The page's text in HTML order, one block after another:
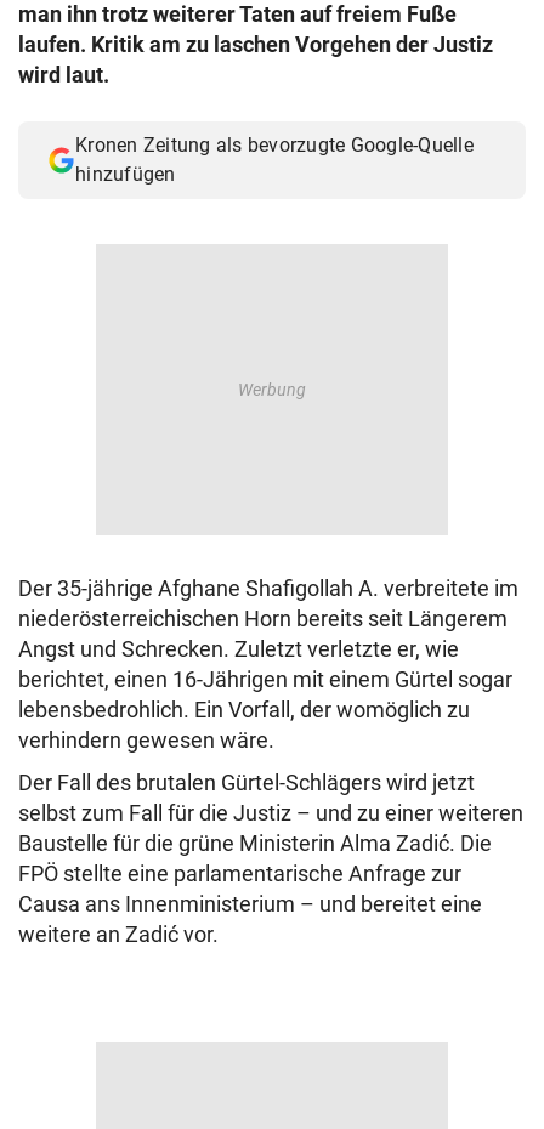
man ihn trotz weiterer Taten auf freiem Fuße
laufen. Kritik am zu laschen Vorgehen der Justiz
wird laut.
Kronen Zeitung als bevorzugte Google-Quelle
hinzufügen
Der 35-jährige Afghane Shafigollah A. verbreitete im
niederösterreichischen Horn bereits seit Längerem
Angst und Schrecken. Zuletzt verletzte er, wie
berichtet, einen 16-Jährigen mit einem Gürtel sogar
lebensbedrohlich. Ein Vorfall, der womöglich zu
verhindern gewesen wäre.
Der Fall des brutalen Gürtel-Schlägers wird jetzt
selbst zum Fall für die Justiz – und zu einer weiteren
Baustelle für die grüne Ministerin Alma Zadić. Die
FPÖ stellte eine parlamentarische Anfrage zur
Causa ans Innenministerium – und bereitet eine
weitere an Zadić vor.